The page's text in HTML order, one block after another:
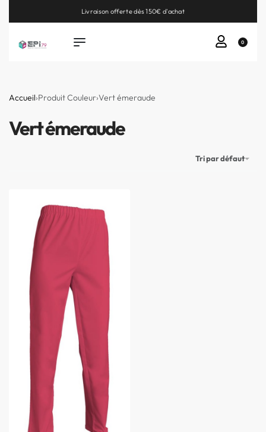
Livraison offerte dès 150€ d'achat
0
Accueil›Produit Couleur›Vert émeraude
Vert émeraude
Tri par défaut